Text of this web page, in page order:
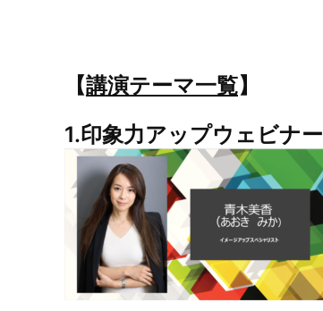
【講演テーマ一覧】
1.印象力アップウェビナ